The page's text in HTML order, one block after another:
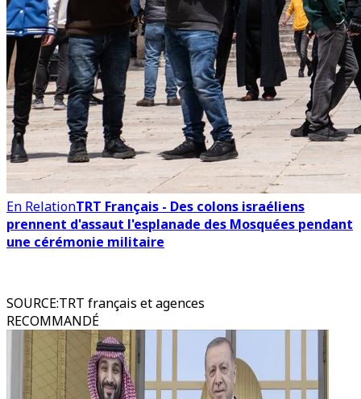
En RelationTRT Français - Des colons israéliens
prennent d'assaut l'esplanade des Mosquées pendant
une cérémonie militaire
SOURCE:TRT français et agences
RECOMMANDÉ